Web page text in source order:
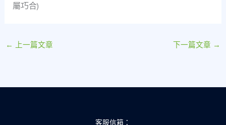
屬巧合)
← 上一篇文章 下一篇文章 →
客服信箱：